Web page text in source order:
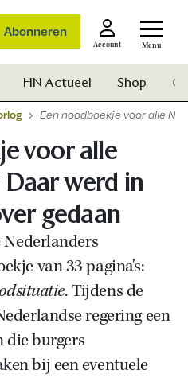
Abonneren
Account Menu
HN Actueel Shop
Een noodboekje voor alle
voor alle
werd in
gedaan
van 33 pagina's:
. Tijdens de
regering een
die burgers
bij een eventuele